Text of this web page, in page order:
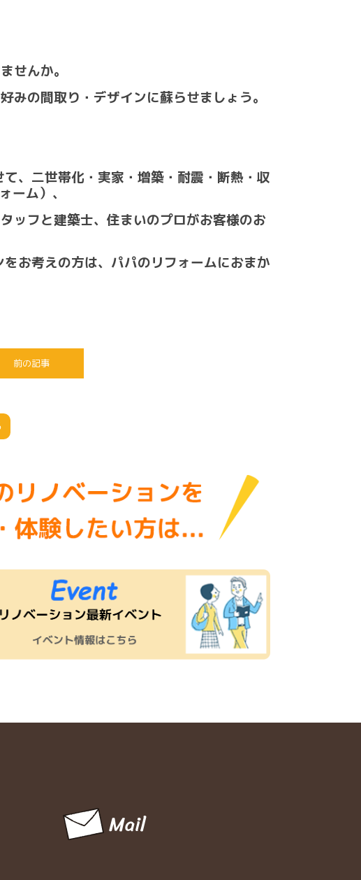
せんか。
みの間取り・デザインに蘇らせましょう。
、二世帯化・実家・増築・耐震・断熱・収
ーム）、
ッフと建築士、住まいのプロがお客様のお
お考えの方は、パパのリフォームにおまか
前の記事